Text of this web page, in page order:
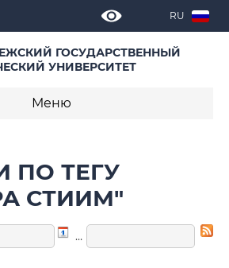
RU
ГОСУДАРСТВЕННЫЙ
УНИВЕРСИТЕТ
Меню
интервью
ПО ТЕГУ
СТИИМ"
…